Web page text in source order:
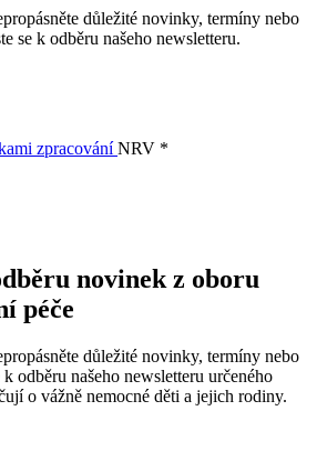
důležité novinky, termíny nebo
se k odběru našeho newsletteru.
zpracováníNRV *
novinek z oboru
péče
důležité novinky, termíny nebo
odběru našeho newsletteru určeného
o vážně nemocné děti a jejich rodiny.